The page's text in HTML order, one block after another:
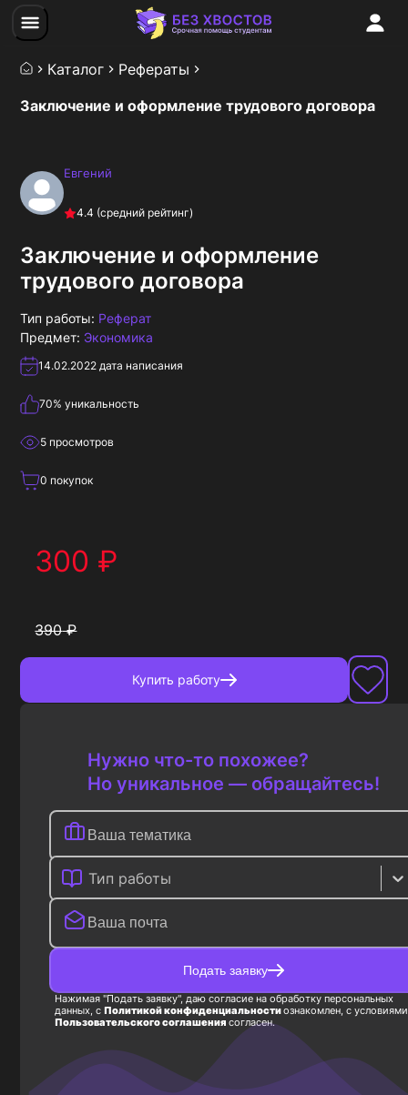
Каталог
Рефераты
Заключение и оформление трудового договора
Евгений
4.4 (средний рейтинг)
Заключение и оформление
трудового договора
Тип работы: Реферат
Предмет: Экономика
14.02.2022 дата написания
70% уникальность
5 просмотров
0 покупок
300 ₽
390₽
Купить работу
Нужно что-то похожее?
Но уникальное — обращайтесь!
Тип работы
Подать заявку
Нажимая "Подать заявку", даю согласие на обработку персональных
данных, с Политикой конфиденциальностиознакомлен, с условиями
Пользовательского соглашения согласен.